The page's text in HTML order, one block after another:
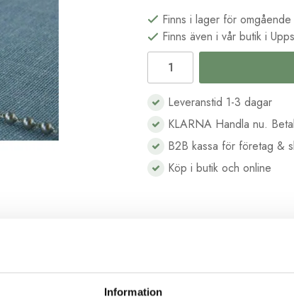
Information
Finns i lager för omgående
Finns även i vår butik i
Leveranstid 1-3 dagar
KLARNA Handla nu.
B2B kassa för företag &
Köp i butik och online
Beskrivning Recensioner